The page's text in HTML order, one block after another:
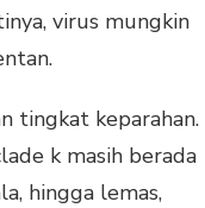
virus mungkin
tingkat keparahan.
k masih berada
hingga lemas,